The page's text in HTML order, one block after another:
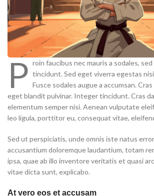
P roin faucibus nec mauris a sodales,
tincidunt. Sed eget viverra egestas
Fusce sodales augue a accumsan.
eget blandit pulvinar. Integer tincidunt. Cras
elementum semper nisi. Aenean vulputate
leo ligula, porttitor eu, consequat vitae,
Sed ut perspiciatis, unde omnis iste natus
accusantium doloremque laudantium, totam
ipsa, quae ab illo inventore veritatis et quasi
vitae dicta sunt, explicabo.
At vero eos et accusam